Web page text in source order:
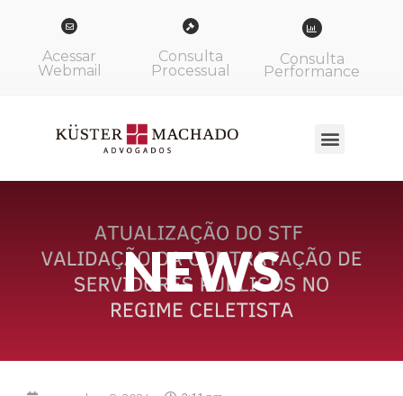
Acessar
Webmail
Consulta
Processual
Consulta
Performance
NEWS